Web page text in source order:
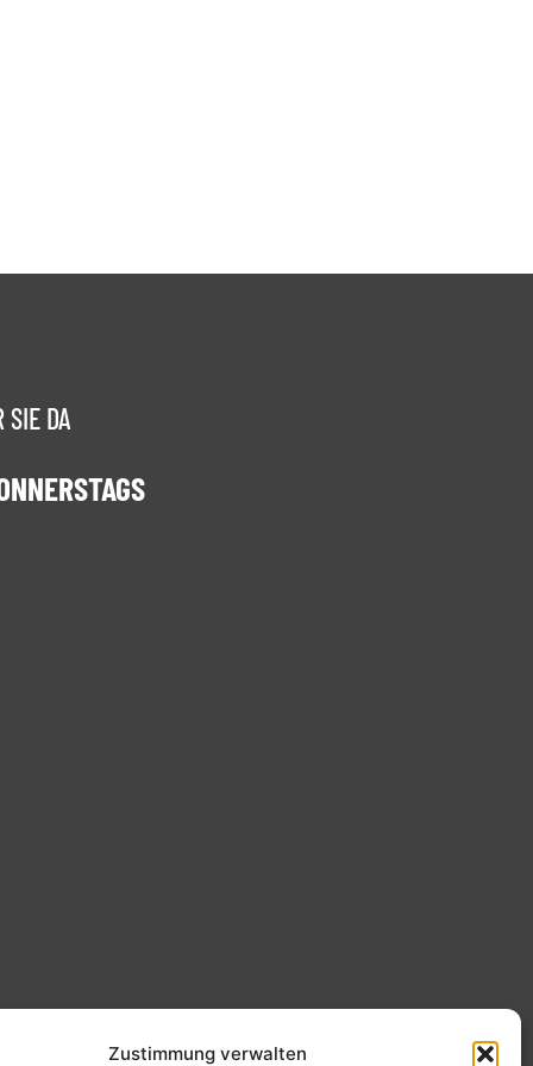
Zustimmung verwalten
SIE DA